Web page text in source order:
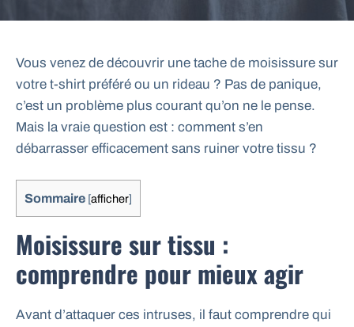
Vous venez de découvrir une tache de moisissure sur
votre t-shirt préféré ou un rideau ? Pas de panique,
c’est un problème plus courant qu’on ne le pense.
Mais la vraie question est : comment s’en
débarrasser efficacement sans ruiner votre tissu ?
Sommaire [afficher]
Moisissure sur tissu :
comprendre pour mieux agir
Avant d’attaquer ces intruses, il faut comprendre qui